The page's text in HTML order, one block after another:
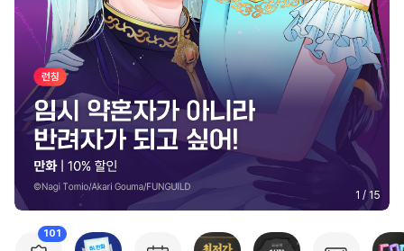
2 / 15
101